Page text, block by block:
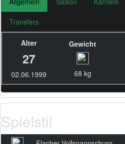
Transfers
Alter
27
02.06.1999
Gewicht
68 kg
Spielstil